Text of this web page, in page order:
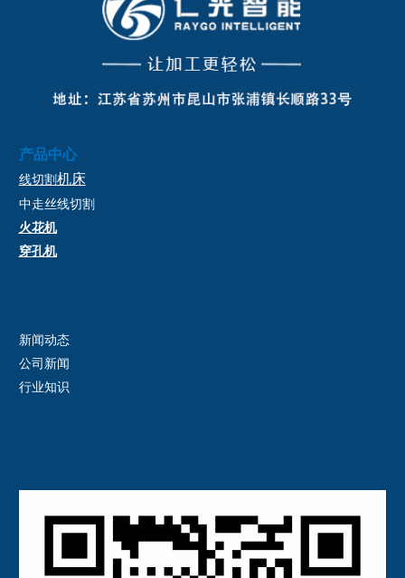
产品中心
线切割机床
中走丝线切割
火花机
穿孔机
新闻动态
公司新闻
行业知识